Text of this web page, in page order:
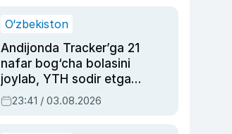
O‘zbekiston
Andijonda Tracker’ga 21
nafar bog‘cha bolasini
joylab, YTH sodir etgan
ayolga sud hukmi o‘qildi
23:41 / 03.08.2026